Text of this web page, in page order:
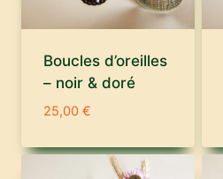
Boucles d’oreilles
– noir & doré
25,00 €